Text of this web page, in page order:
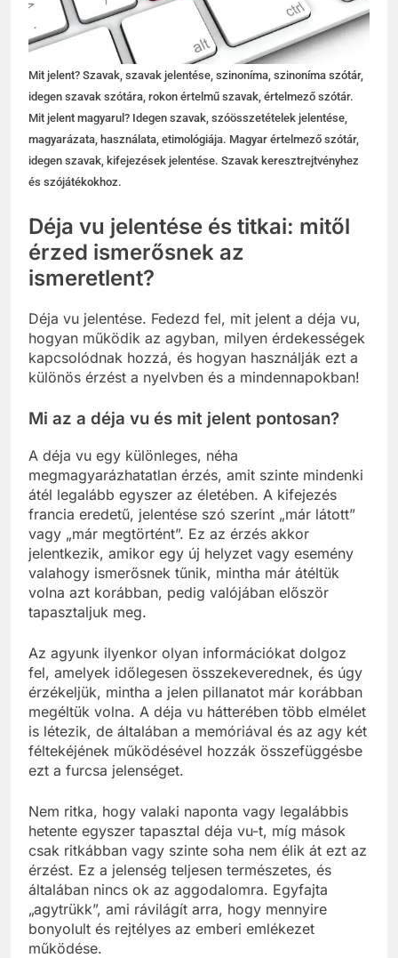
Mit jelent? Szavak, szavak jelentése, szinoníma, szinoníma szótár,
idegen szavak szótára, rokon értelmű szavak, értelmező szótár.
Mit jelent magyarul? Idegen szavak, szóösszetételek jelentése,
magyarázata, használata, etimológiája. Magyar értelmező szótár,
idegen szavak, kifejezések jelentése. Szavak keresztrejtvényhez
és szójátékokhoz.
Déja vu jelentése és titkai: mitől
érzed ismerősnek az
ismeretlent?
Déja vu jelentése. Fedezd fel, mit jelent a déja vu,
hogyan működik az agyban, milyen érdekességek
kapcsolódnak hozzá, és hogyan használják ezt a
különös érzést a nyelvben és a mindennapokban!
Mi az a déja vu és mit jelent pontosan?
A déja vu egy különleges, néha
megmagyarázhatatlan érzés, amit szinte mindenki
átél legalább egyszer az életében. A kifejezés
francia eredetű, jelentése szó szerint „már látott”
vagy „már megtörtént”. Ez az érzés akkor
jelentkezik, amikor egy új helyzet vagy esemény
valahogy ismerősnek tűnik, mintha már átéltük
volna azt korábban, pedig valójában először
tapasztaljuk meg.
Az agyunk ilyenkor olyan információkat dolgoz
fel, amelyek időlegesen összekeverednek, és úgy
érzékeljük, mintha a jelen pillanatot már korábban
megéltük volna. A déja vu hátterében több elmélet
is létezik, de általában a memóriával és az agy két
féltekéjének működésével hozzák összefüggésbe
ezt a furcsa jelenséget.
Nem ritka, hogy valaki naponta vagy legalábbis
hetente egyszer tapasztal déja vu-t, míg mások
csak ritkábban vagy szinte soha nem élik át ezt az
érzést. Ez a jelenség teljesen természetes, és
általában nincs ok az aggodalomra. Egyfajta
„agytrükk”, ami rávilágít arra, hogy mennyire
bonyolult és rejtélyes az emberi emlékezet
működése.